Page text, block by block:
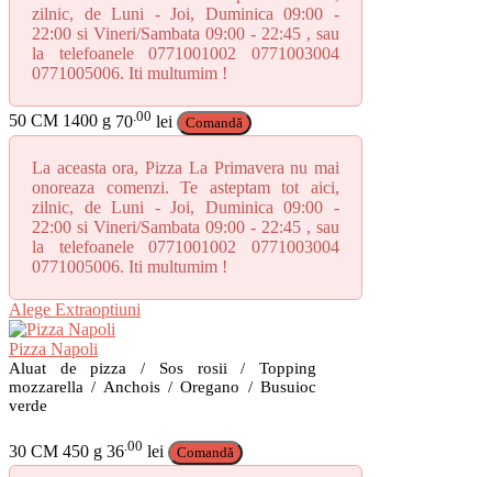
zilnic, de Luni - Joi, Duminica 09:00 -
22:00 si Vineri/Sambata 09:00 - 22:45 , sau
la telefoanele 0771001002 0771003004
0771005006. Iti multumim !
50 CM 1400 g 70 .00 lei Comandă
La aceasta ora, Pizza La Primavera nu mai
onoreaza comenzi. Te asteptam tot aici,
zilnic, de Luni - Joi, Duminica 09:00 -
22:00 si Vineri/Sambata 09:00 - 22:45 , sau
la telefoanele 0771001002 0771003004
0771005006. Iti multumim !
Acest
produs
are
mai
multe
variații.
pot
fi
Alege Extraoptiuni
Pizza Napoli
Aluat de pizza / Sos rosii / Topping
mozzarella / Anchois / Oregano / Busuioc
verde
30 CM 450 g 36 .00 lei Comandă